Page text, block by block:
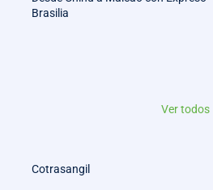
Brasilia
Ver todos
Cotrasangil